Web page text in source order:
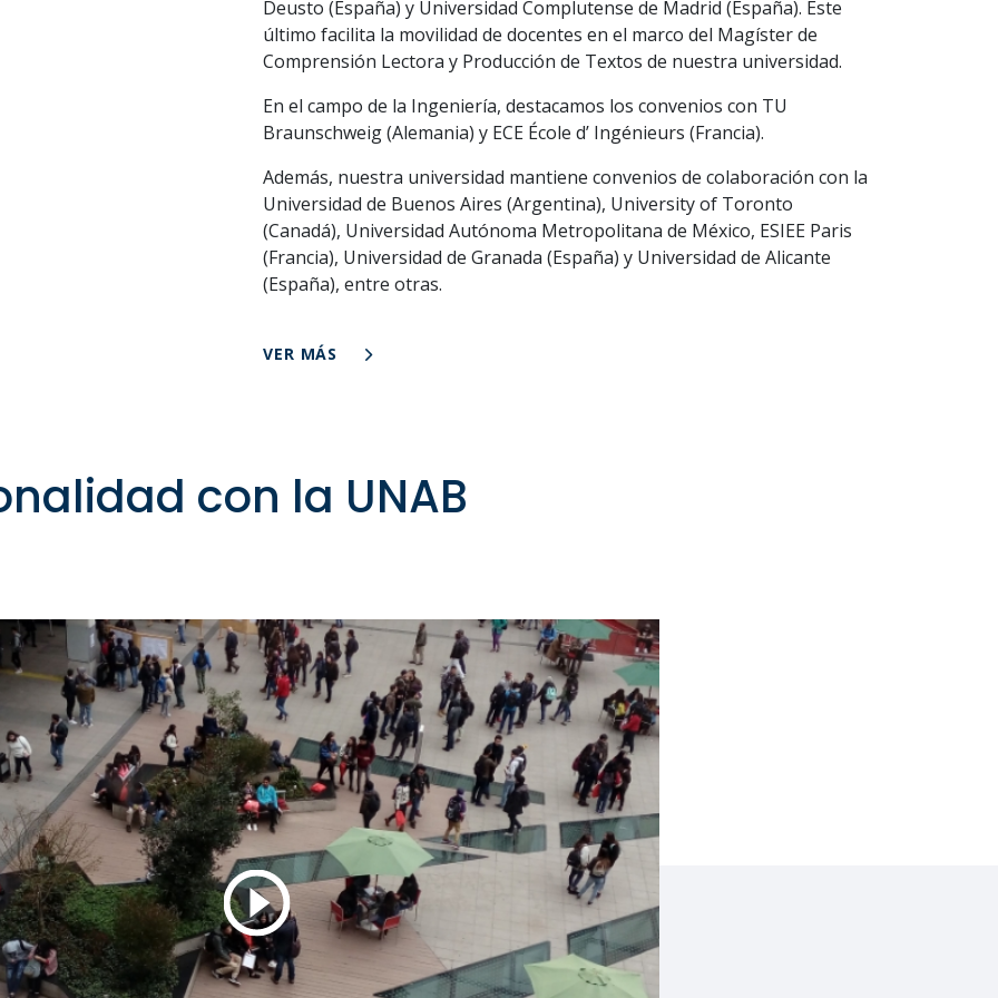
Deusto (España) y Universidad Complutense de Madrid (España). Este
último facilita la movilidad de docentes en el marco del Magíster de
Comprensión Lectora y Producción de Textos de nuestra universidad.
En el campo de la Ingeniería, destacamos los convenios con TU
Braunschweig (Alemania) y ECE École d’ Ingénieurs (Francia).
Además, nuestra universidad mantiene convenios de colaboración con la
Universidad de Buenos Aires (Argentina), University of Toronto
(Canadá), Universidad Autónoma Metropolitana de México, ESIEE Paris
(Francia), Universidad de Granada (España) y Universidad de Alicante
(España), entre otras.
VER MÁS
con la UNAB